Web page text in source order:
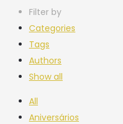
Filter by
Categories
Tags
Authors
Show all
All
Aniversários